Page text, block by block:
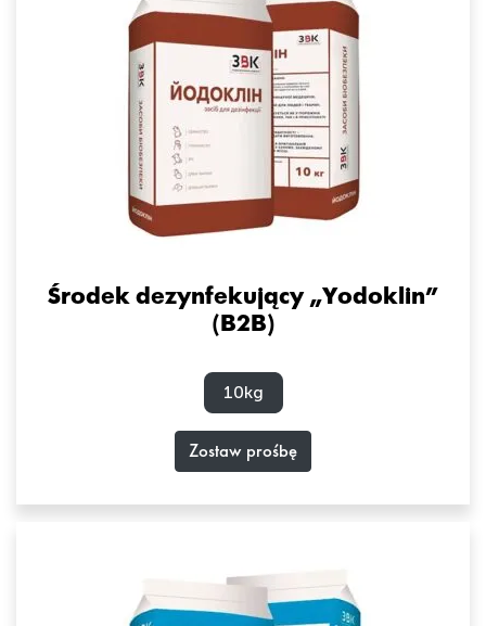
Środek dezynfekujący „Yodoklin”
(B2B)
10kg
Zostaw prośbę